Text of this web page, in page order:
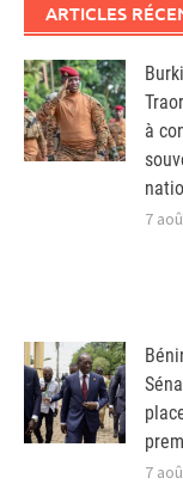
ARTICLES
à
7
7